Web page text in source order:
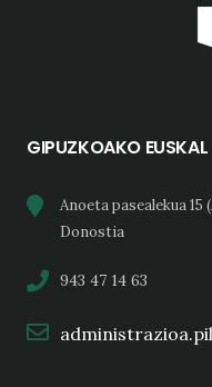
GIPUZKOAKO
Anoeta pasealekua
Donostia
943 47 14 63